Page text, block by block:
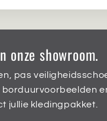
onze showroom.
pas
borduurvoorbeelden
jullie kledingpakket.